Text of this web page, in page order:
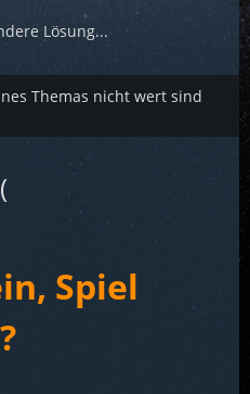
Lösung...
Themas nicht wert sind
Spiel